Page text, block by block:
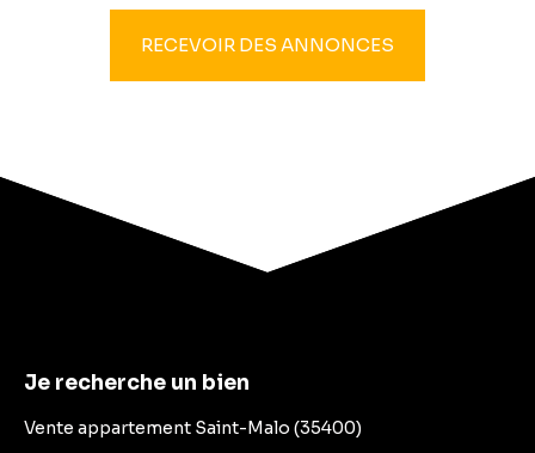
RECEVOIR DES ANNONCES
Je recherche un bien
Vente appartement Saint-Malo (35400)